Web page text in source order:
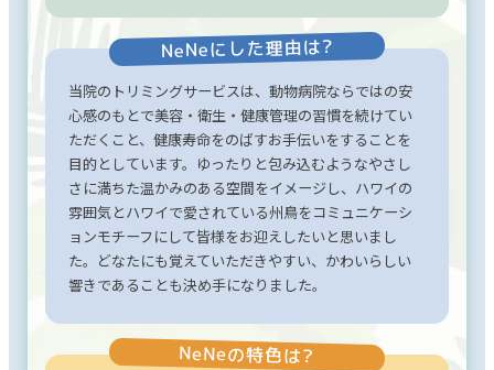
NeNeにした理由は?
当院のトリミングサービスは、動物病院ならではの安
心感のもとで美容・衛生・健康管理の習慣を続けてい
ただくこと、健康寿命をのばすお手伝いをすることを
目的としています。ゆったりと包み込むようなやさし
さに満ちた温かみのある空間をイメージし、ハワイの
雰囲気とハワイで愛されている州鳥をコミュニケーシ
ョンモチーフにして皆様をお迎えしたいと思いまし
た。どなたにも覚えていただきやすい、かわいらしい
響きであることも決め手になりました。
NeNeの特色は?